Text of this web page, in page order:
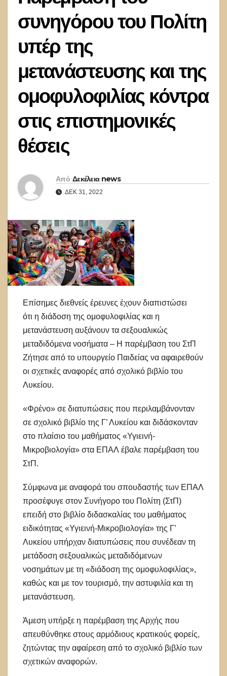
συνηγόρου του Πολίτη
υπέρ της
μετανάστευσης και της
ομοφυλοφιλίας κόντρα
στις επιστημονικές
θέσεις
Από Δεκέλεια news
ΔΕΚ 31, 2022
Επίσημες διεθνείς έρευνες έχουν διαπιστώσει
ότι η διάδοση της ομοφυλοφιλίας και η
μετανάστευση αυξάνουν τα σεξουαλικώς
μεταδιδόμενα νοσήματα – Η παρέμβαση του ΣτΠ
Ζήτησε από το υπουργείο Παιδείας να αφαιρεθούν
οι σχετικές αναφορές από σχολικό βιβλίο του
Λυκείου.
«Φρένο» σε διατυπώσεις που περιλαμβάνονταν
σε σχολικό βιβλίο της Γ’ Λυκείου και διδάσκονταν
στο πλαίσιο του μαθήματος «Υγιεινή-
Μικροβιολογία» στα ΕΠΑΛ έβαλε παρέμβαση του
ΣτΠ.
Σύμφωνα με αναφορά του σπουδαστής των ΕΠΑΛ
προσέφυγε στον Συνήγορο του Πολίτη (ΣτΠ)
επειδή στο βιβλίο διδασκαλίας του μαθήματος
ειδικότητας «Υγιεινή-Μικροβιολογία» της Γ’
Λυκείου υπήρχαν διατυπώσεις που συνέδεαν τη
μετάδοση σεξουαλικώς μεταδιδόμενων
νοσημάτων με τη «διάδοση της ομοφυλοφιλίας»,
καθώς και με τον τουρισμό, την αστυφιλία και τη
μετανάστευση.
Άμεση υπήρξε η παρέμβαση της Αρχής που
απευθύνθηκε στους αρμόδιους κρατικούς φορείς,
ζητώντας την αφαίρεση από το σχολικό βιβλίο των
σχετικών αναφορών.